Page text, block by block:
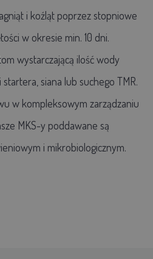
i koźląt poprzez stopniowe
w okresie min. 10 dni.
wystarczającą ilość wody
siana lub suchego TMR.
w kompleksowym zarządzaniu
MKS-y poddawane są
i mikrobiologicznym.